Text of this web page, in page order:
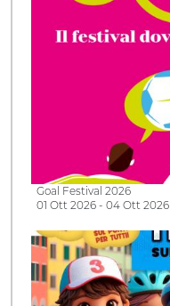
Goal Festival 2026
01 Ott 2026 - 04 Ott 2026